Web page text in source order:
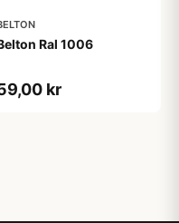
Ral 1006
kr